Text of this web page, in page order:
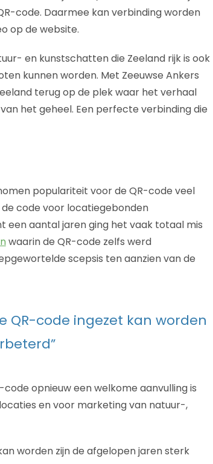
code. Daarmee kan verbinding worden
op de website.
en kunstschatten die Zeeland rijk is ook
kunnen worden. Met Zeeuwse Ankers
terug op de plek waar het verhaal
het geheel. Een perfecte verbinding die
populariteit voor de QR-code veel
code voor locatiegebonden
een aantal jaren ging het vaak totaal mis
waarin de QR-code zelfs werd
scepsis ten aanzien van de
QR-code ingezet kan worden
opnieuw een welkome aanvulling is
en voor marketing van natuur-,
worden zijn de afgelopen jaren sterk